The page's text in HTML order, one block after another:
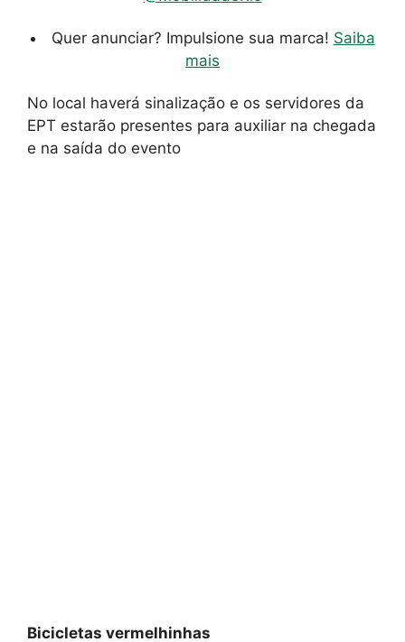
Quer anunciar? Impulsione sua marca! Saiba
mais
No local haverá sinalização e os servidores da
EPT estarão presentes para auxiliar na chegada
e na saída do evento
Bicicletas vermelhinhas